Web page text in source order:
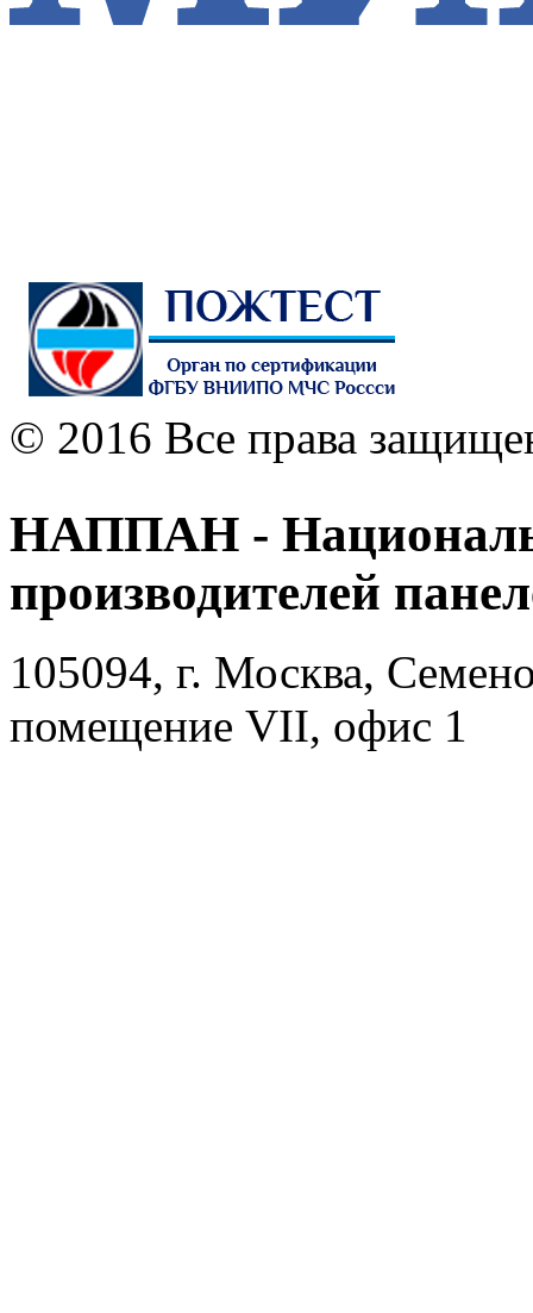
© 2016 Все права
НАППАН -
производителей
105094, г. Москва,
помещение VII, офис 1